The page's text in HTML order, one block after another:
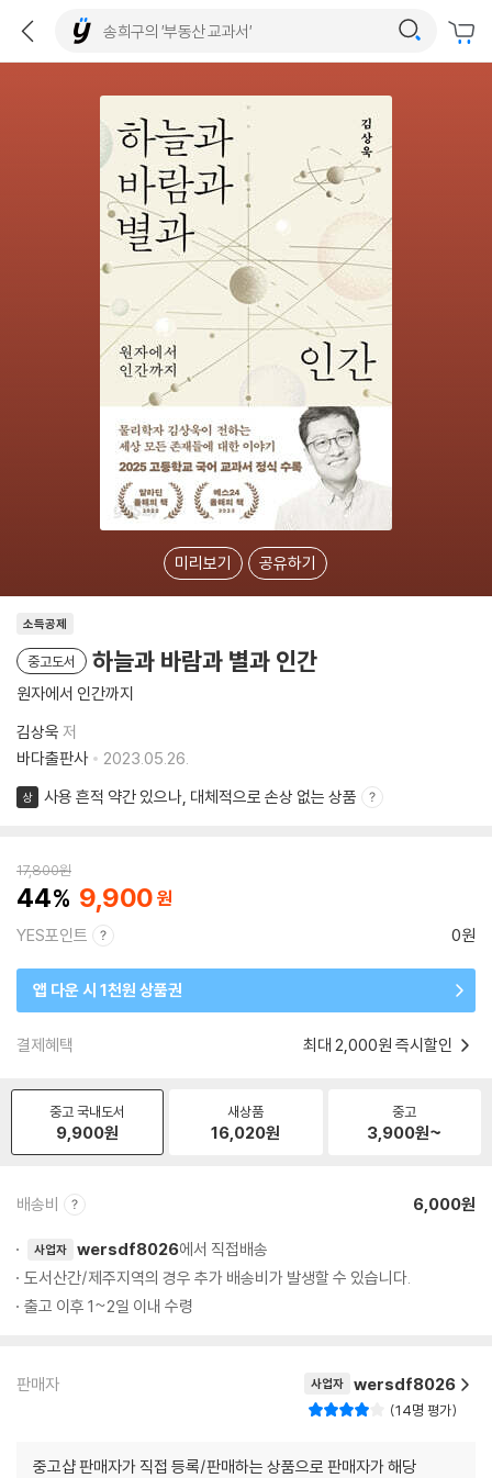
미리보기 공유하기
소득공제
중고도서 하늘과 바람과 별과 인간
원자에서 인간까지
김상욱 저
바다출판사
2023.05.26.
상 사용 흔적 약간 있으나, 대체적으로 손상 없는 상품
17,800원
44 9,900
YES포인트 0원
앱 다운 시 1천원 상품권
결제혜택 최대 2,000원 즉시할인
중고 국내도서
9,900원
새상품
16,020원
중고
3,900원~
배송비 6,000원
사업자 wersdf8026에서 직접배송
도서산간/제주지역의 경우 추가 배송비가 발생할 수 있습니다.
출고 이후 1~2일 이내 수령
판매자 사업자 wersdf8026
14명 평가
중고샵 판매자가 직접 등록/판매하는 상품으로 판매자가 해당